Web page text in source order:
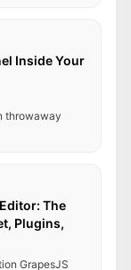
Inside Your
throwaway
The
Plugins,
GrapesJS